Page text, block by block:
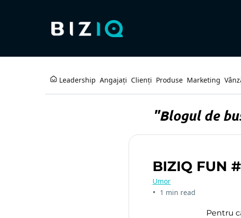
Leadership Angajați Clienți Produse Marketing
"Blogul de
BIZIQ FUN
Umor
• 1 min read
Pentru